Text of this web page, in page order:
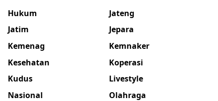
Hukum
Jateng
Jatim
Jepara
Kemenag
Kemnaker
Kesehatan
Koperasi
Kudus
Livestyle
Nasional
Olahraga